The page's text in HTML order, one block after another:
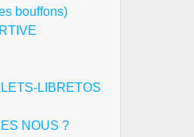
bouffons)
LIBRETOS
NOUS ?